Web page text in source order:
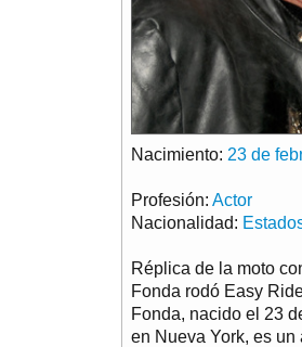
Nacimiento: 23 de
Profesión: Actor
Nacionalidad:
Réplica de la moto
Fonda rodó Easy
Fonda, nacido el 23
en Nueva York, es un